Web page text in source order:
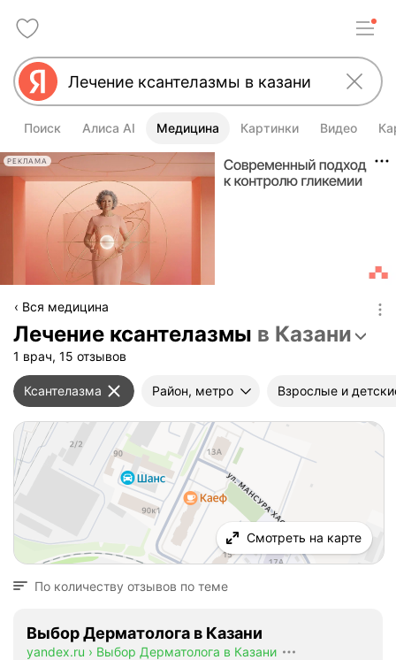
Поиск Алиса AI Медицина Картинки Видео
РЕКЛАМА
Вся медицина
Лечение ксантелазмы в Казани
1 врач, 15 отзывов
Ксантелазма Район, метро Взрослые и
Смотреть на карте
По количеству отзывов по теме
Выбор Дерматолога в Казани
yandex.ru › Выбор Дерматолога в Казани